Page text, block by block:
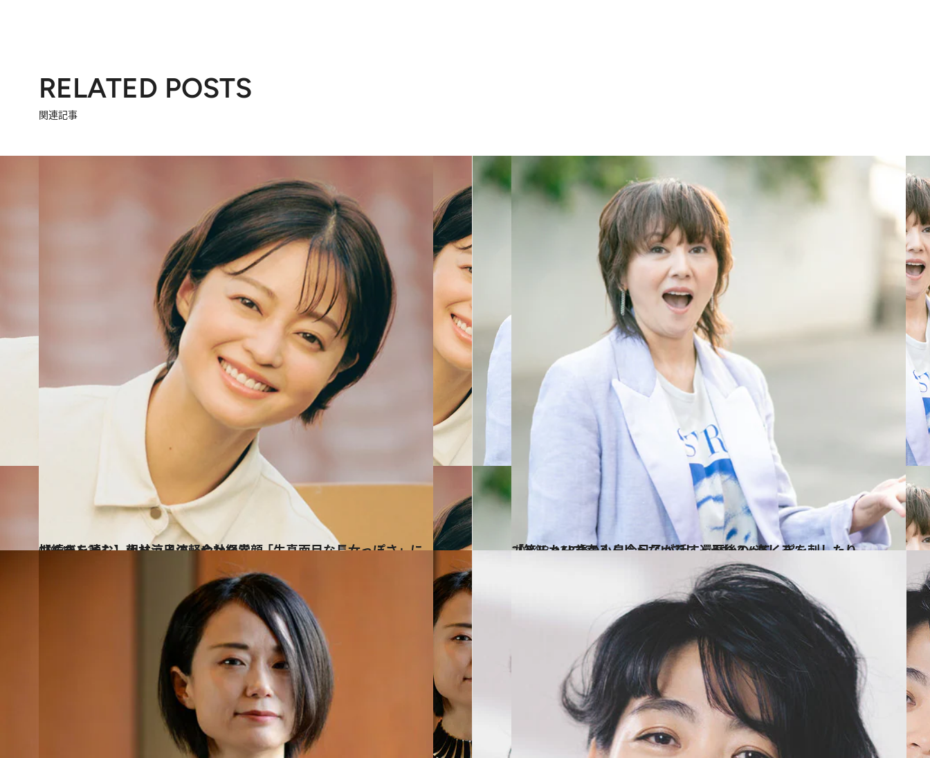
RELATED POSTS
関連記事
2024.11.29
【続きを読む】朝ドラ出演、会社経営…「生真面目な長女っぽさ」に悩んだことも。小林涼子の軽やかな素顔
カルチャー 2024.3.13
「メルカリで売るんじゃないでしょうね？ってくぎを刺したり（笑）」58歳の小泉今日子が話す還暦後の“楽しみ”
カルチャー